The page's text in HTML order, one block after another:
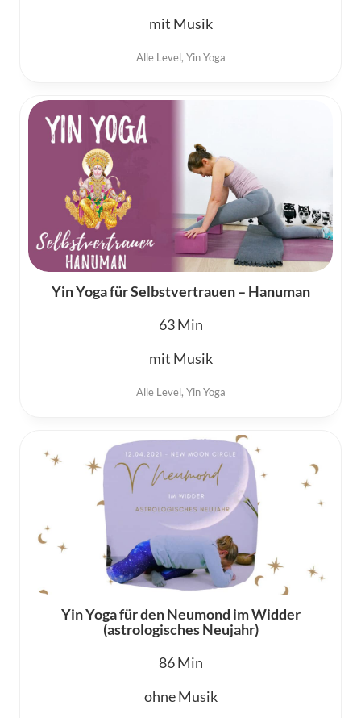
mit Musik
Alle Level, Yin Yoga
Yin Yoga für Selbstvertrauen – Hanuman
63
mit Musik
Alle Level, Yin Yoga
Yin Yoga für den Neumond im Widder
(astrologisches Neujahr)
86
ohne Musik